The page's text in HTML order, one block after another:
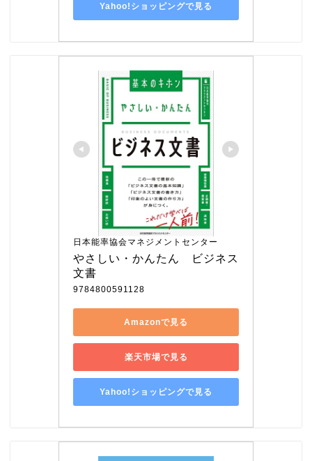
Yahoo!ショッピングで見る
日本能率協会マネジメントセンター
やさしい・かんたん　ビジネス
文書
9784800591128
Amazonで見る
楽天市場で見る
Yahoo!ショッピングで見る